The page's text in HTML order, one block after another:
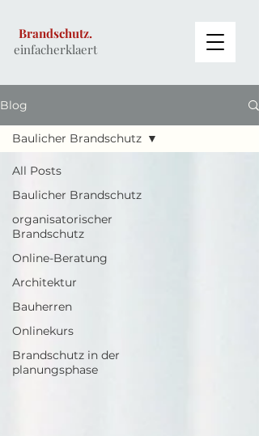
Brandschutz.
einfacherklaert
Blog
All Posts
Baulicher Brandschutz
organisatorischer
Brandschutz
Online-Beratung
Architektur
Bauherren
Onlinekurs
Brandschutz in der
planungsphase
Baulicher Brandschutz